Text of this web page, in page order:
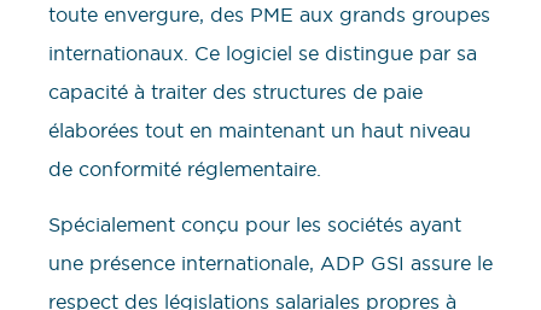
toute envergure, des PME aux grands groupes
internationaux. Ce logiciel se distingue par sa
capacité à traiter des structures de paie
élaborées tout en maintenant un haut niveau
de conformité réglementaire.
Spécialement conçu pour les sociétés ayant
une présence internationale, ADP GSI assure le
respect des législations salariales propres à